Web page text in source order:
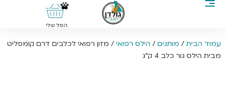
0
הסל שלי
עמוד הבית / מותגים / הילס רפואי / מזון רפואי לכלבים דרם קומפליט
מבית הילס גור כלב 4 ק”ג